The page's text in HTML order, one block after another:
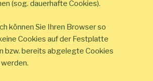
(sog. dauerhafte Cookies).
können Sie Ihren Browser so
Cookies auf der Festplatte
bzw. bereits abgelegte Cookies